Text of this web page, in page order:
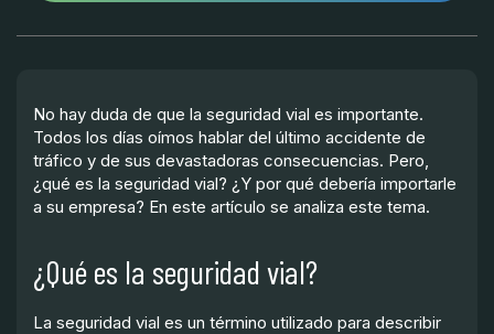
No hay duda de que la seguridad vial es importante.
Todos los días oímos hablar del último accidente de
tráfico y de sus devastadoras consecuencias. Pero,
¿qué es la seguridad vial? ¿Y por qué debería importarle
a su empresa? En este artículo se analiza este tema.
¿Qué es la seguridad vial?
La seguridad vial es un término utilizado para describir